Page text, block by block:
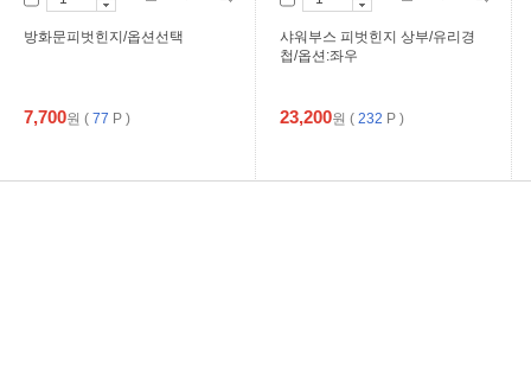
방화문피벗힌지/옵션선택
7,700원 ( 77 P )
샤워부스 피벗힌지 상부/유리경
첩/옵션:좌우
23,200원 ( 232 P )